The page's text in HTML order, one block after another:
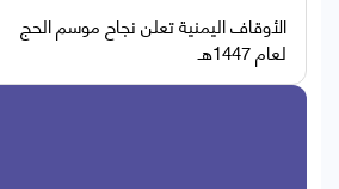
الأوقاف اليمنية تعلن نجاح موسم الحج
لعام 1447هـ